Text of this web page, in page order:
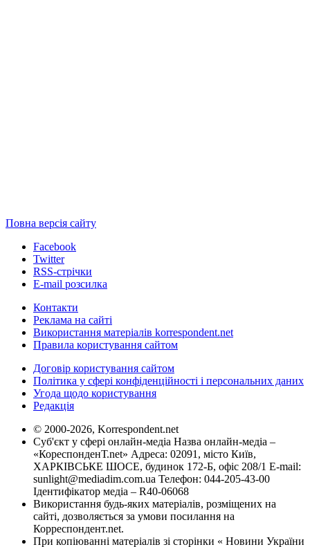
Повна версія сайту
Facebook
Twitter
RSS-стрічки
E-mail розсилка
Контакти
Реклама на сайті
Використання матеріалів korrespondent.net
Правила користування сайтом
Договір користування сайтом
Політика у сфері конфіденційності і персональних даних
Угода щодо користування
Редакція
© 2000-2026, Korrespondent.net
Суб'єкт у сфері онлайн-медіа Назва онлайн-медіа –
«КореспонденТ.net» Адреса: 02091, місто Київ,
ХАРКІВСЬКЕ ШОСЕ, будинок 172-Б, офіс 208/1 E-mail:
sunlight@mediadim.com.ua Телефон: 044-205-43-00
Ідентифікатор медіа – R40-06068
Використання будь-яких матеріалів, розміщених на
сайті, дозволяється за умови посилання на
Корреспондент.net.
При копіюванні матеріалів зі сторінки « Новини України